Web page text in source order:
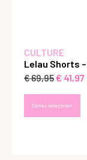
CULTURE
Lelau Shorts
€69,95€ 41,97
Opties selecteren